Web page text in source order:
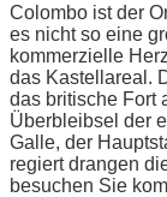
Colombo ist der
es nicht so eine
kommerzielle
das Kastellareal.
das britische Fort
Überbleibsel der
Galle, der
regiert drangen
besuchen Sie